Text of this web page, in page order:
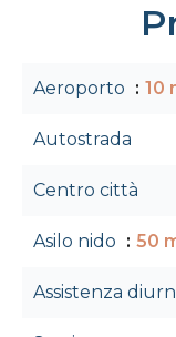
Aeroporto 10
Autostrada
Centro città
Asilo nido 50
Assistenza